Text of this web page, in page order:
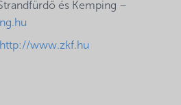
és Kemping –
http://www.zkf.hu